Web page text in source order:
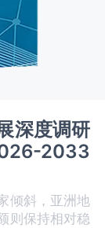
深度调研
2033
倾斜，亚洲地
则保持相对稳